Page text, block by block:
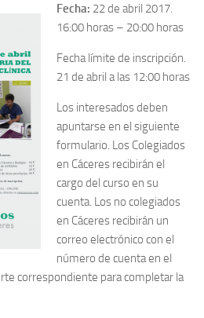
Fecha: 22 de abril 2017.
16:00 horas – 20:00 horas
Fecha límite de inscripción.
21 de abril a las 12:00 horas
Los interesados deben
apuntarse en el siguiente
formulario. Los Colegiados
en Cáceres recibirán el
cargo del curso en su
cuenta. Los no colegiados
en Cáceres recibirán un
correo electrónico con el
número de cuenta en el
correspondiente para completar la